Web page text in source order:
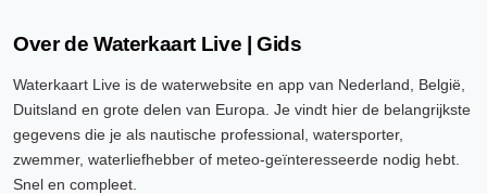
Over de Waterkaart Live | Gids
Waterkaart Live is de waterwebsite en app van Nederland, België,
Duitsland en grote delen van Europa. Je vindt hier de belangrijkste
gegevens die je als nautische professional, watersporter,
zwemmer, waterliefhebber of meteo-geïnteresseerde nodig hebt.
Snel en compleet.